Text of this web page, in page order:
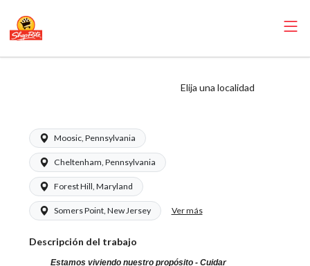
Elija una localidad
Moosic, Pennsylvania
Cheltenham, Pennsylvania
Forest Hill, Maryland
Somers Point, New Jersey Ver más
Descripción del trabajo
Estamos viviendo nuestro propósito - Cuidar